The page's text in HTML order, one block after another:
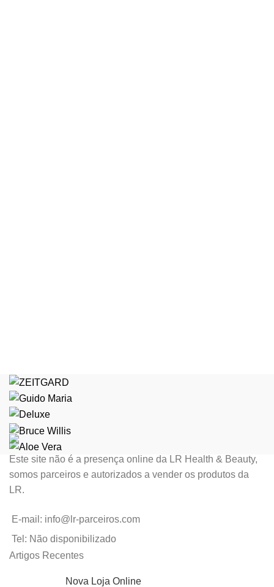
Este site não é a presença online da LR Health & Beauty,
somos parceiros e autorizados a vender os produtos da
LR.
E-mail: info@lr-parceiros.com
Tel: Não disponibilizado
Artigos Recentes
Nova Loja Online